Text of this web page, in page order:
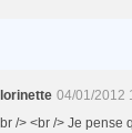
04/01/2012
/> <br /> Je pense